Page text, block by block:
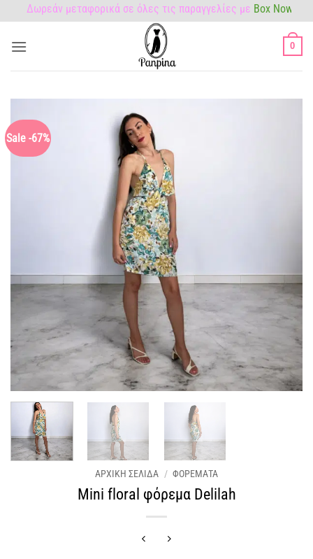
Μετάβαση
στο
περιεχόμενο
Δωρεάν μεταφορικά σε όλες τις παραγγελίες με Box Now!
0
Sale -67%
ΑΡΧΙΚΉ ΣΕΛΊΔΑ / ΦΟΡΈΜΑΤΑ
Mini floral φόρεμα Delilah